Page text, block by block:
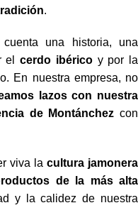
.
una historia, una
el cerdo ibéricoy por la
En nuestra empresa, no
lazos con nuestra
de Montánchez con
viva la cultura jamonera
de la más alta
y la calidez de nuestra